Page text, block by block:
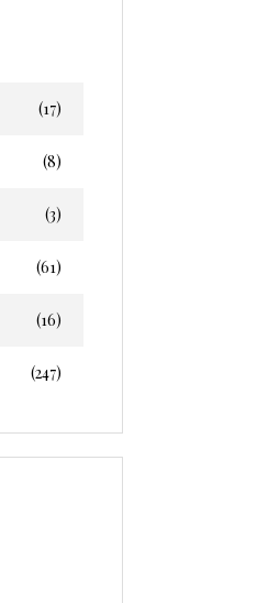
(17)
(8)
(3)
(61)
(16)
(247)